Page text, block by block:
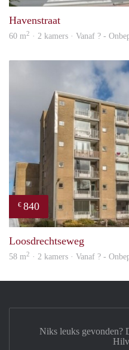
Havenstraat
60 m2 · 2 kamers · Vanaf ? -
€ 840
Loosdrechtseweg
58 m2 · 2 kamers · Vanaf ? -
Niks leuks gevonden?